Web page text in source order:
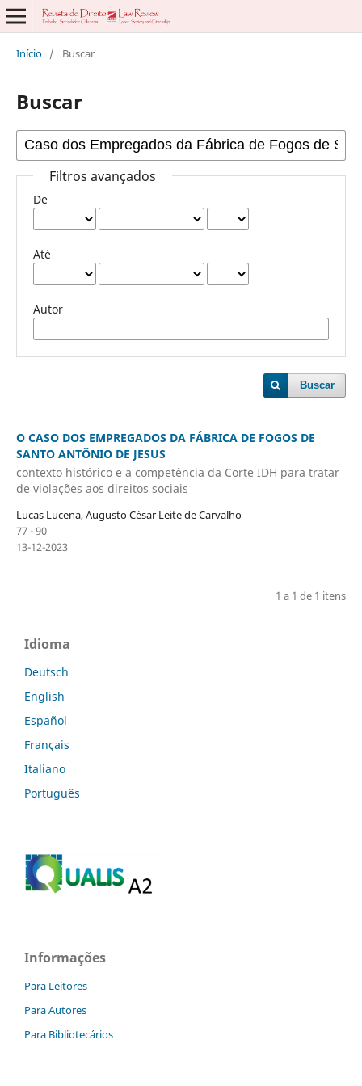
Início / Buscar
Buscar
Filtros avançados
De
Até
Autor
Buscar
O CASO DOS EMPREGADOS DA FÁBRICA DE FOGOS DE
SANTO ANTÔNIO DE JESUS
contexto histórico e a competência da Corte IDH para tratar
de violações aos direitos sociais
Lucas Lucena, Augusto César Leite de Carvalho
77 - 90
13-12-2023
1 a 1 de 1 itens
Idioma
Deutsch
English
Español
Français
Italiano
Português
Informações
Para Leitores
Para Autores
Para Bibliotecários